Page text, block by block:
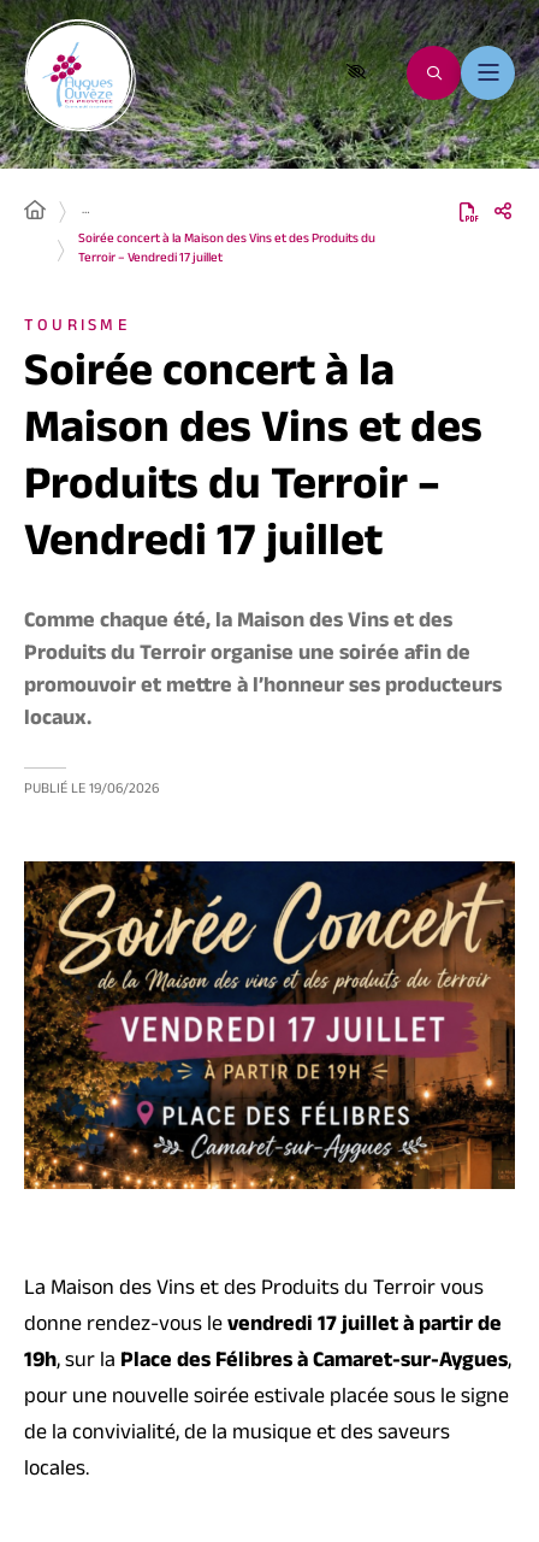
…
Soirée concert à la Maison des Vins et des Produits du
Terroir – Vendredi 17 juillet
TOURISME
Soirée concert à la
Maison des Vins et des
Produits du Terroir –
Vendredi 17 juillet
Comme chaque été, la Maison des Vins et des
Produits du Terroir organise une soirée afin de
promouvoir et mettre à l’honneur ses producteurs
locaux.
PUBLIÉ LE19/06/2026
La Maison des Vins et des Produits du Terroir vous
donne rendez-vous levendredi 17 juillet à partir de
19h, sur laPlace des Félibres à Camaret-sur-Aygues,
pour une nouvelle soirée estivale placée sous le signe
de la convivialité, de la musique et des saveurs
locales.